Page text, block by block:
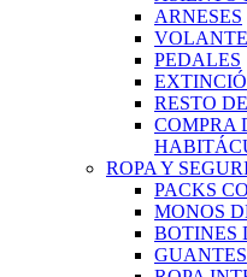
ARNESES
PEDALES
RESTO
COMPRA
ROPA Y
PACKS
MONOS
BOTINES
GUANTES